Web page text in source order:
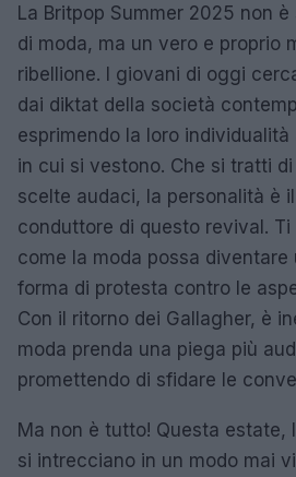
La Britpop Summer 2025 non
di moda, ma un vero e proprio
ribellione. I giovani di oggi
dai diktat della società
esprimendo la loro
in cui si vestono. Che si tratti
scelte audaci, la personalità è
conduttore di questo revival.
come la moda possa
forma di protesta contro le
Con il ritorno dei Gallagher, è
moda prenda una piega più
promettendo di sfidare le
Ma non è tutto! Questa estate,
si intrecciano in un modo mai